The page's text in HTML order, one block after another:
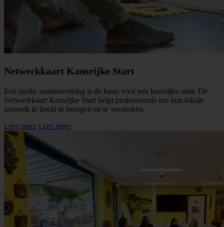
Netwerkkaart Kansrijke Start
Een sterke samenwerking is de basis voor een kansrijke start. De
Netwerkkaart Kansrijke Start helpt professionals om hun lokale
netwerk in beeld te brengen en te versterken.
Lees meer Lees meer